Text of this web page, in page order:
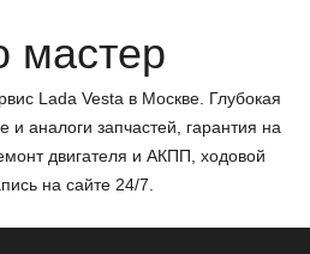
мастер
Lada Vesta в Москве. Глубокая
и аналоги запчастей, гарантия на
двигателя и АКПП, ходовой
на сайте 24/7.